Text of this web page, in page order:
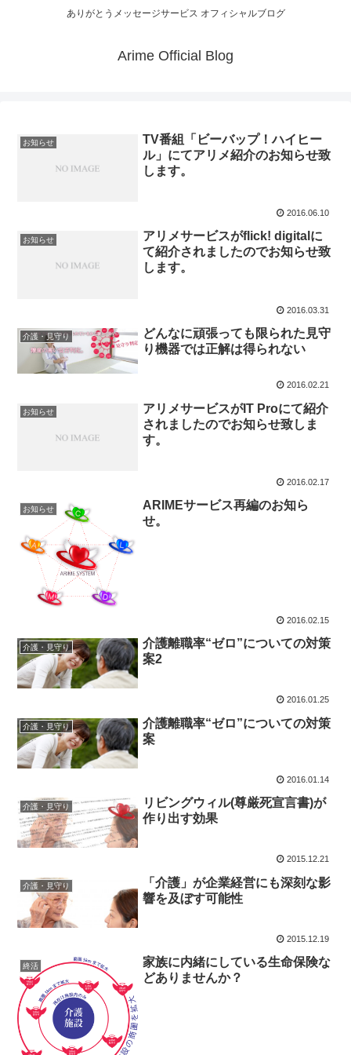
ありがとうメッセージサービス オフィシャルブログ
Arime Official Blog
お知らせ
TV番組「ビーバップ！ハイヒー
ル」にてアリメ紹介のお知らせ致
します。
2016.06.10
お知らせ
アリメサービスがflick! digitalに
て紹介されましたのでお知らせ致
します。
2016.03.31
介護・見守り
どんなに頑張っても限られた見守
り機器では正解は得られない
2016.02.21
お知らせ
アリメサービスがIT Proにて紹介
されましたのでお知らせ致しま
す。
2016.02.17
お知らせ
ARIMEサービス再編のお知ら
せ。
2016.02.15
介護・見守り
介護離職率“ゼロ”についての対策
案2
2016.01.25
介護・見守り
介護離職率“ゼロ”についての対策
案
2016.01.14
介護・見守り
リビングウィル(尊厳死宣言書)が
作り出す効果
2015.12.21
介護・見守り
「介護」が企業経営にも深刻な影
響を及ぼす可能性
2015.12.19
終活
家族に内緒にしている生命保険な
どありませんか？